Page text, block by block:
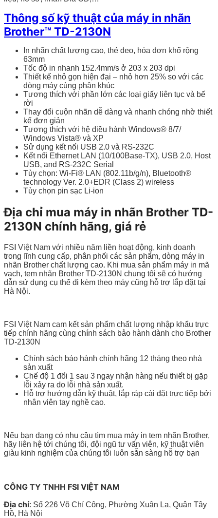
Thông số kỹ thuật của máy in nhãn
Brother™ TD-2130N
In nhãn chất lượng cao, thẻ đeo, hóa đơn khổ rộng
63mm
Tốc độ in nhanh 152.4mm/s ở 203 x 203 dpi
Thiết kế nhỏ gọn hiện đại – nhỏ hơn 25% so với các
dòng máy cùng phân khúc
Tương thích với phần lớn các loại giấy liên tục và bế
rời
Thay đổi cuộn nhãn dễ dàng và nhanh chóng nhờ thiết
kế đơn giản
Tương thích với hệ điều hành Windows® 8/7/
Windows Vista® và XP
Sử dụng kết nối USB 2.0 và RS-232C
Kết nối Ethernet LAN (10/100Base-TX), USB 2.0, Host
USB, and RS-232C Serial
Tùy chọn: Wi-Fi® LAN (802.11b/g/n), Bluetooth®
technology Ver. 2.0+EDR (Class 2) wireless
Tùy chọn pin sạc Li-ion
Địa chỉ mua máy in nhãn Brother TD-
2130N chính hãng, giá rẻ
FSI Việt Nam với nhiều năm liền hoạt động, kinh doanh
trong lĩnh cung cấp, phân phối các sản phẩm, dòng máy in
nhãn Brother chất lượng cao. Khi mua sản phẩm máy in mã
vạch, tem nhãn Brother TD-2130N chung tôi sẽ có hướng
dẫn sử dụng cụ thể đi kèm theo máy cũng hỗ trợ lắp đặt tại
Hà Nội.
FSI Việt Nam cam kết sản phẩm chất lượng nhập khẩu trực
tiếp chính hãng cùng chính sách bảo hành dành cho Brother
TD-2130N
Chính sách bảo hành chính hãng 12 tháng theo nhà
sản xuất
Chế độ 1 đổi 1 sau 3 ngay nhận hàng nếu thiết bị gặp
lỗi xảy ra do lỗi nhà sản xuất.
Hỗ trợ hướng dẫn kỹ thuật, lắp ráp cài đặt trực tiếp bởi
nhân viên tay nghề cao.
Nếu bạn đang có nhu cầu tìm mua máy in tem nhãn Brother,
hãy liên hệ tới chúng tôi, đội ngũ tư vấn viên, kỹ thuật viên
giàu kinh nghiệm của chúng tôi luôn sẵn sàng hỗ trợ bạn
CÔNG TY TNHH FSI VIỆT NAM
Địa chỉ: Số 226 Võ Chí Công, Phường Xuân La, Quận Tây
Hồ, Hà Nội